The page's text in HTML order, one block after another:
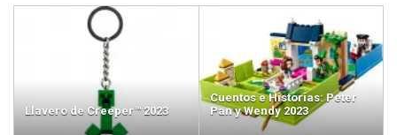
Llavero de Creeper™ 2023
Cuentos e Historias: Peter
Pan y Wendy 2023